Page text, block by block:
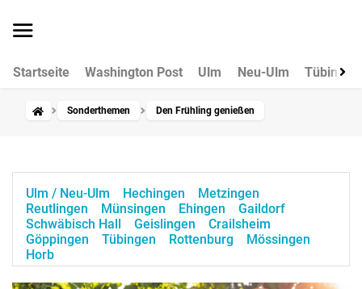
Startseite Washington Post Ulm Neu-Ulm Tübingen
Sonderthemen Den Frühling genießen
Ulm / Neu-Ulm Hechingen
Metzingen
Reutlingen
Münsingen Ehingen
Gaildorf
Schwäbisch Hall
Geislingen
Crailsheim
Göppingen
Tübingen Rottenburg
Mössingen
Horb